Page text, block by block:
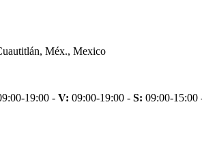
Méx., Mexico
19:00 - V: 09:00-19:00 - S: 09:00-15:00